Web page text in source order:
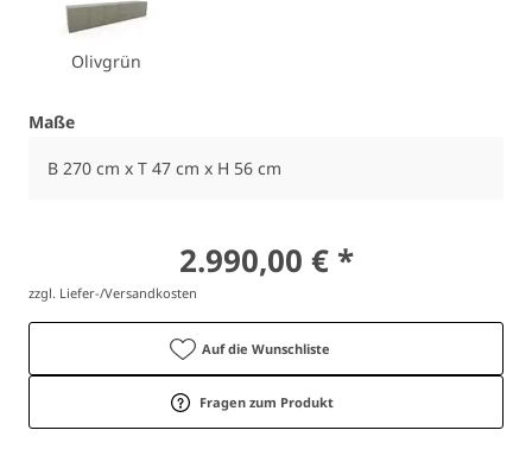
Olivgrün
Maße
B 270 cm x T 47 cm x H 56 cm
2.990,00 € *
zzgl. Liefer-/Versandkosten
Auf die Wunschliste
Fragen zum Produkt